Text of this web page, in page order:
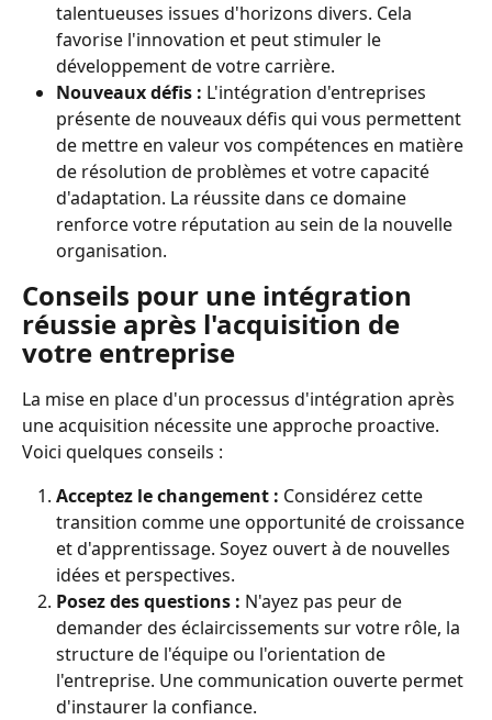
talentueuses issues d'horizons divers. Cela
favorise l'innovation et peut stimuler le
développement de votre carrière.
Nouveaux défis : L'intégration d'entreprises
présente de nouveaux défis qui vous permettent
de mettre en valeur vos compétences en matière
de résolution de problèmes et votre capacité
d'adaptation. La réussite dans ce domaine
renforce votre réputation au sein de la nouvelle
organisation.
Conseils pour une intégration
réussie après l'acquisition de
votre entreprise
La mise en place d'un processus d'intégration après
une acquisition nécessite une approche proactive.
Voici quelques conseils :
Acceptez le changement : Considérez cette
transition comme une opportunité de croissance
et d'apprentissage. Soyez ouvert à de nouvelles
idées et perspectives.
Posez des questions : N'ayez pas peur de
demander des éclaircissements sur votre rôle, la
structure de l'équipe ou l'orientation de
l'entreprise. Une communication ouverte permet
d'instaurer la confiance.